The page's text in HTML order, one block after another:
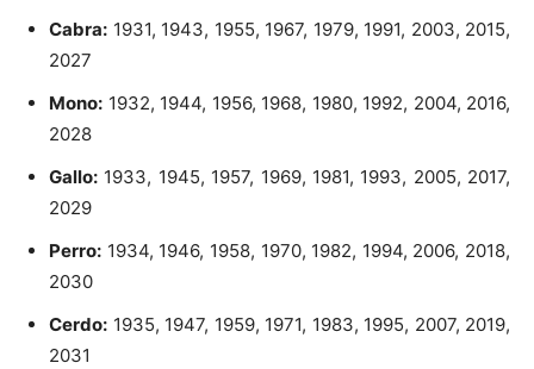
Cabra: 1931, 1943, 1955, 1967, 1979, 1991, 2003, 2015,
2027
Mono: 1932, 1944, 1956, 1968, 1980, 1992, 2004, 2016,
2028
Gallo: 1933, 1945, 1957, 1969, 1981, 1993, 2005, 2017,
2029
Perro: 1934, 1946, 1958, 1970, 1982, 1994, 2006, 2018,
2030
Cerdo: 1935, 1947, 1959, 1971, 1983, 1995, 2007, 2019,
2031